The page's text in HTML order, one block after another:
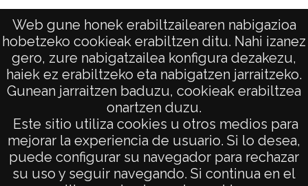
Web gune honek erabiltzailearen nabigazioa
hobetzeko cookieak erabiltzen ditu. Nahi izanez
gero, zure nabigatzailea konfigura dezakezu,
haiek ez erabiltzeko eta nabigatzen jarraitzeko.
Gunean jarraitzen baduzu, cookieak erabiltzea
onartzen duzu.
Este sitio utiliza cookies u otros medios para
mejorar la experiencia de usuario. Si lo desea,
puede configurar su navegador para rechazar
su uso y seguir navegando. Si continua en el
Fuente del General Elorza
AVISO LEGAL
POLÍTICA DE PRIVACIDAD
ACCESIBILIDAD
ATENCIÓN CIUDADANA